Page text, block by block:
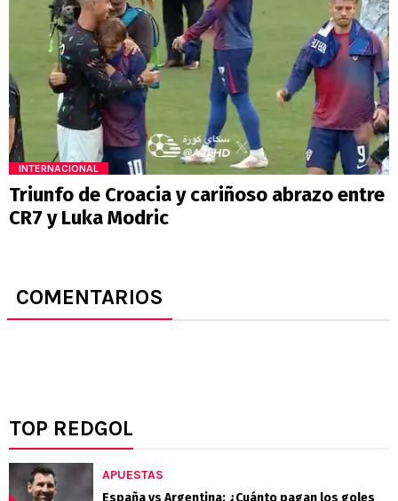
INTERNACIONAL
Triunfo de Croacia y cariñoso abrazo entre
CR7 y Luka Modric
COMENTARIOS
TOP REDGOL
APUESTAS
España vs Argentina: ¿Cuánto pagan los goles